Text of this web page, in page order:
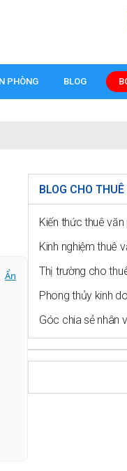
PHÒNG BLOG
Ẩn
BLOG CHO
Kiến thức thuê
Kinh nghiệm thuê
Thị trường cho
Phong thủy kinh
Góc chia sẻ nhân